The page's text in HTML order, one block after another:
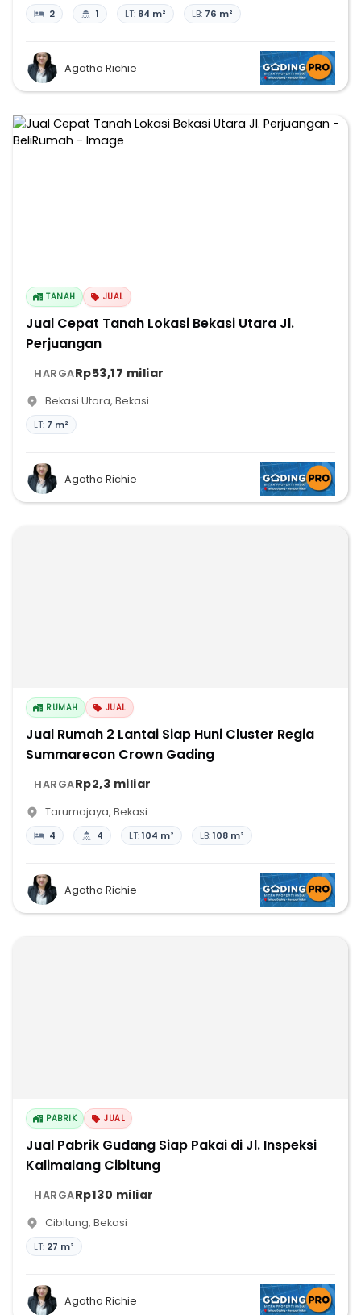
2 1 LT: 84 m² LB: 76 m²
Agatha Richie
TANAH JUAL
Jual Cepat Tanah Lokasi Bekasi Utara Jl.
Perjuangan
HARGARp53,17 miliar
Bekasi Utara, Bekasi
LT: 7 m²
Agatha Richie
RUMAH JUAL
Jual Rumah 2 Lantai Siap Huni Cluster Regia
Summarecon Crown Gading
HARGARp2,3 miliar
Tarumajaya, Bekasi
4 4 LT:104 m² LB:108 m²
Agatha Richie
PABRIK JUAL
Jual Pabrik Gudang Siap Pakai di Jl. Inspeksi
Kalimalang Cibitung
HARGARp130 miliar
Cibitung, Bekasi
LT: 27 m²
Agatha Richie